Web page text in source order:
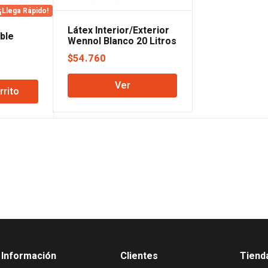
¡Llega Rápido!
precio
actual
es:
Látex Interior/Exterior
Wennol Blanco 20 Litros
Quimex
$54.760
Ver
Información Clientes